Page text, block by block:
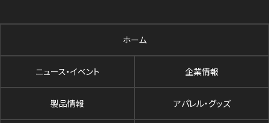
ホーム
ニュース・イベント 企業情報
製品情報 アパレル・グッズ